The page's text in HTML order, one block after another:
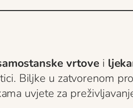
vrtove i
Biljke u zatvorenom
uvjete za